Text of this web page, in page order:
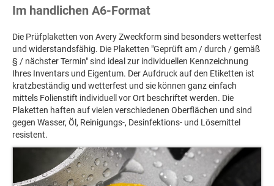
Im handlichen A6-Format
Die Prüfplaketten von Avery Zweckform sind besonders wetterfest
und widerstandsfähig. Die Plaketten "Geprüft am / durch / gemäß
§ / nächster Termin" sind ideal zur individuellen Kennzeichnung
Ihres Inventars und Eigentum. Der Aufdruck auf den Etiketten ist
kratzbeständig und wetterfest und sie können ganz einfach
mittels Folienstift individuell vor Ort beschriftet werden. Die
Plaketten haften auf vielen verschiedenen Oberflächen und sind
gegen Wasser, Öl, Reinigungs-, Desinfektions- und Lösemittel
resistent.